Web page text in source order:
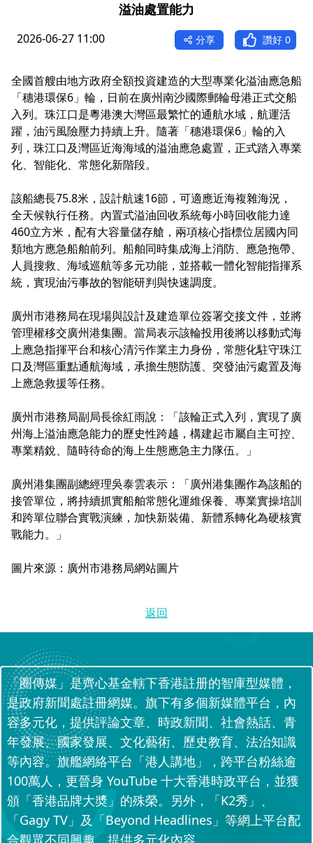
溢油處置能力
2026-06-27 11:00 分享 讚好 0
全國首艘由地方政府全額投資建造的大型專業化溢油應急船
「穗港環保6」輪，日前在廣州南沙國際郵輪母港正式交船
入列。珠江口是粵港澳大灣區最繁忙的通航水域，航運活
躍，油污風險壓力持續上升。隨著「穗港環保6」輪的入
列，珠江口及灣區近海海域的溢油應急處置，正式踏入專業
化、智能化、常態化新階段。
該船總長75.8米，設計航速16節，可適應近海複雜海況，
全天候執行任務。內置式溢油回收系統每小時回收能力達
460立方米，配有大容量儲存艙，兩項核心指標位居國內同
類地方應急船舶前列。船舶同時集成海上消防、應急拖帶、
人員搜救、海域巡航等多元功能，並搭載一體化智能指揮系
統，實現油污事故的智能研判與快速調度。
廣州市港務局在現場與設計及建造單位簽署交接文件，並將
管理權移交廣州港集團。當局表示該輪投用後將以移動式海
上應急指揮平台和核心清污作業主力身份，常態化駐守珠江
口及灣區重點通航海域，承擔生態防護、突發油污處置及海
上應急救援等任務。
廣州市港務局副局長徐紅雨說：「該輪正式入列，實現了廣
州海上溢油應急能力的歷史性跨越，構建起市屬自主可控、
專業精銳、隨時待命的海上生態應急主力隊伍。」
廣州港集團副總經理吳泰雲表示：「廣州港集團作為該船的
接管單位，將持續抓實船舶常態化運維保養、專業實操培訓
和跨單位聯合實戰演練，加快新裝備、新體系轉化為硬核實
戰能力。」
圖片來源：廣州市港務局網站圖片
返回
「圈傳媒」是齊心基金轄下香港註册的智庫型媒體，
是政府新聞處註冊網媒。旗下有多個新媒體平台，內
容多元化，提供評論文章、時政新聞、社會熱話、青
年發展、國家發展、文化藝術、歷史教育、法治知識
等內容。旗艦網絡平台「港人講地」，跨平台粉絲逾
100萬人，更晉身 YouTube 十大香港時政平台，並獲
頒「香港品牌大奬」的殊榮。另外，「K2秀」、
「Gagy TV」及「Beyond Headlines」等網上平台配